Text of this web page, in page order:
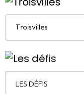
Troisvilles
LES DÉFIS